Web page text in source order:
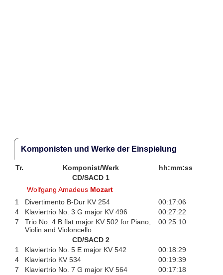
Komponisten und Werke der Einspielung
Tr. Komponist/Werk
hh:mm:ss
CD/SACD 1
Wolfgang Amadeus Mozart
1
Divertimento B-Dur KV 254
00:17:06
4
Klaviertrio No. 3 G major KV 496
00:27:22
7
Trio No. 4 B flat major KV 502 for Piano,
Violin and Violoncello
00:25:10
CD/SACD 2
1
Klaviertrio No. 5 E major KV 542
00:18:29
4
Klaviertrio KV 534
00:19:39
7
Klaviertrio No. 7 G major KV 564 00:17:18